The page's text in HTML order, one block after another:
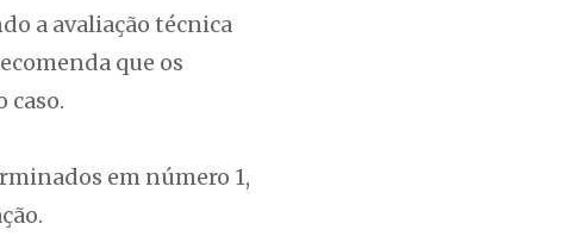
a avaliação técnica
que os
caso.
em número 1,